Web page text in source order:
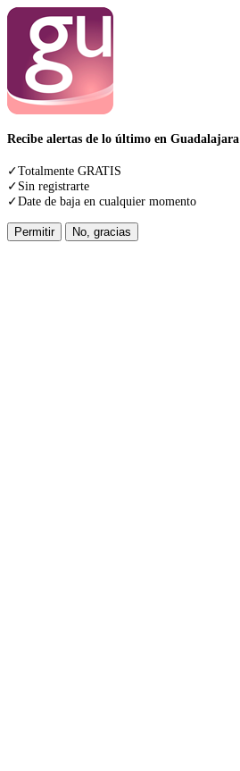
Recibe alertas de lo último en Guadalajara
✓Totalmente GRATIS
✓Sin registrarte
✓Date de baja en cualquier momento
Permitir No, gracias